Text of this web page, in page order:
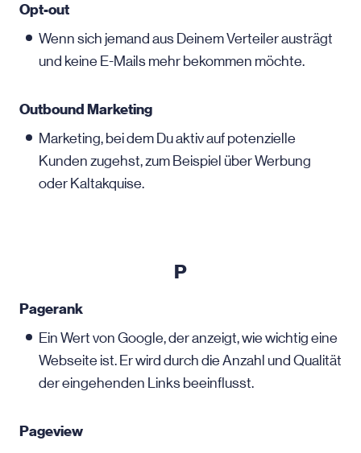
Opt-out
Wenn sich jemand aus Deinem Verteiler austrägt
und keine E-Mails mehr bekommen möchte.
Outbound Marketing
Marketing, bei dem Du aktiv auf potenzielle
Kunden zugehst, zum Beispiel über Werbung
oder Kaltakquise.
P
Pagerank
Ein Wert von Google, der anzeigt, wie wichtig eine
Webseite ist. Er wird durch die Anzahl und Qualität
der eingehenden Links beeinflusst.
Pageview